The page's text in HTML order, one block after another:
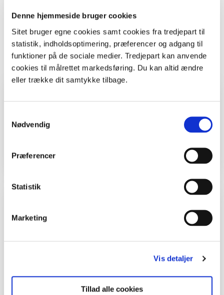
Denne hjemmeside bruger cookies
Sitet bruger egne cookies samt cookies fra tredjepart til
statistik, indholdsoptimering, præferencer og adgang til
funktioner på de sociale medier. Tredjepart kan anvende
cookies til målrettet markedsføring. Du kan altid ændre
eller trække dit samtykke tilbage.
Nødvendig
Præferencer
Statistik
Marketing
Vis detaljer
Tillad alle cookies
ISBN: 87635 0370 0
Pris: 225 kr.
Sider: 316
Print
Klasse
undersøgelsen af naturklassen på Rødkilde
Skole - Rødkildeprojektet.